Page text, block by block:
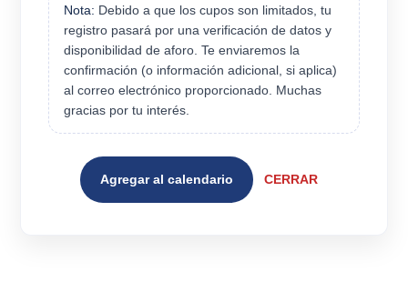
Nota: Debido a que los cupos son limitados, tu
registro pasará por una verificación de datos y
disponibilidad de aforo. Te enviaremos la
confirmación (o información adicional, si aplica)
al correo electrónico proporcionado. Muchas
gracias por tu interés.
Agregar al calendario CERRAR